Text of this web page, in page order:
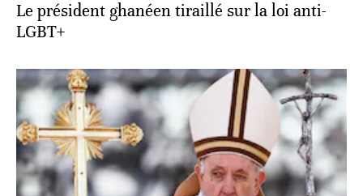
Le président ghanéen tiraillé sur la loi anti-
LGBT+